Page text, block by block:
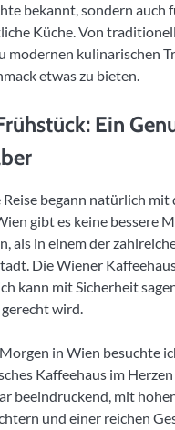
bekannt, sondern auch
Küche. Von
modernen kulinarischen
etwas zu bieten.
Ein
begann natürlich mit
gibt es keine bessere
als in einem der
Die Wiener
kann mit Sicherheit
wird.
in Wien besuchte
Kaffeehaus im
beeindruckend, mit
und einer reichen